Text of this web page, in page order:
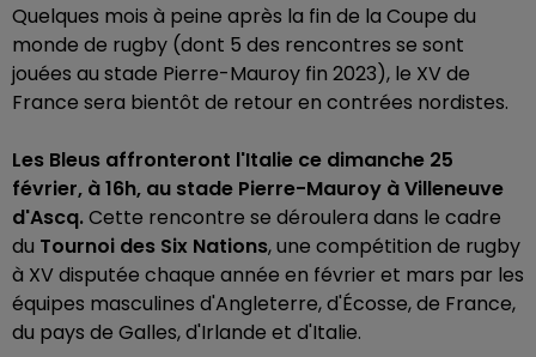
Quelques mois à peine après la fin de la Coupe du
monde de rugby (dont 5 des rencontres se sont
jouées au stade Pierre-Mauroy fin 2023), le XV de
France sera bientôt de retour en contrées nordistes.
Les Bleus affronteront l'Italie ce dimanche 25
février, à 16h, au stade Pierre-Mauroy à Villeneuve
d'Ascq.Cette rencontre se déroulera dans le cadre
du Tournoi des Six Nations, une compétition de rugby
à XV disputée chaque année en février et mars par les
équipes masculines d'Angleterre, d'Écosse, de France,
du pays de Galles, d'Irlande et d'Italie.